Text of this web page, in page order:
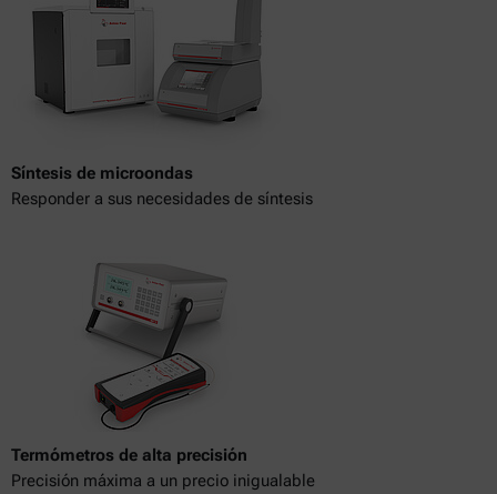
Síntesis de microondas
Responder a sus necesidades de síntesis
Termómetros de alta precisión
Precisión máxima a un precio inigualable